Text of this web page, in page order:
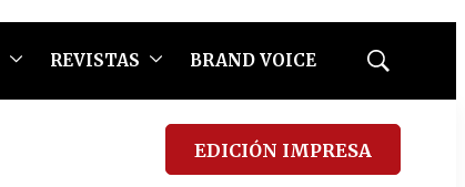
REVISTAS BRAND VOICE
Mostrar
EDICIÓN IMPRESA